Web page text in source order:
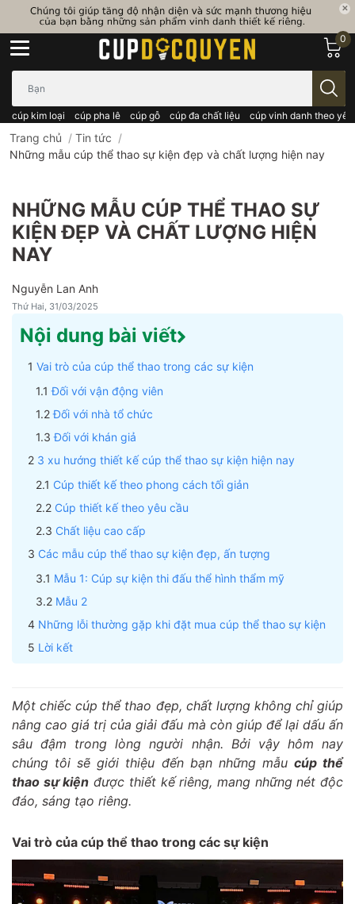
cúp kim loại cúp pha lê cúp gỗ cúp đa chất liệu cúp vinh danh theo
0
Trang chủ / Tin tức /
Những mẫu cúp thể thao sự kiện đẹp và chất lượng hiện nay
NHỮNG MẪU CÚP THỂ THAO SỰ
KIỆN ĐẸP VÀ CHẤT LƯỢNG HIỆN
NAY
Nguyễn Lan Anh
Thứ Hai, 31/03/2025
Nội dung bài viết
Vai trò của cúp thể thao trong các sự kiện
Đối với vận động viên
Đối với nhà tổ chức
Đối với khán giả
3 xu hướng thiết kế cúp thể thao sự kiện hiện nay
Cúp thiết kế theo phong cách tối giản
Cúp thiết kế theo yêu cầu
Chất liệu cao cấp
Các mẫu cúp thể thao sự kiện đẹp, ấn tượng
Mẫu 1: Cúp sự kiện thi đấu thể hình thẩm mỹ
Mẫu 2
Những lỗi thường gặp khi đặt mua cúp thể thao sự kiện
Lời kết
Một chiếc cúp thể thao đẹp, chất lượng không chỉ giúp
nâng cao giá trị của giải đấu mà còn giúp để lại dấu ấn
sâu đậm trong lòng người nhận. Bởi vậy hôm nay
chúng tôi sẽ giới thiệu đến bạn những mẫu cúp thể
thao sự kiện được thiết kế riêng, mang những nét độc
đáo, sáng tạo riêng.
Vai trò của cúp thể thao trong các sự kiện